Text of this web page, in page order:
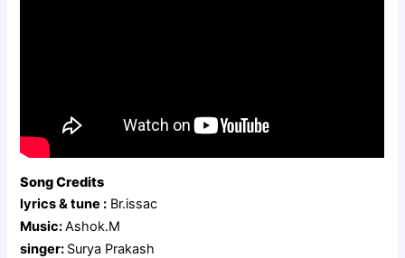
Song Credits
lyrics & tune : Br.issac
Music:Ashok.M
singer: Surya Prakash